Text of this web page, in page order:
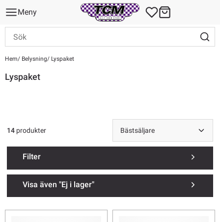
Meny
Hem Belysning Lyspaket
Lyspaket
Filter
Visa även "Ej i lager"
14 produkter